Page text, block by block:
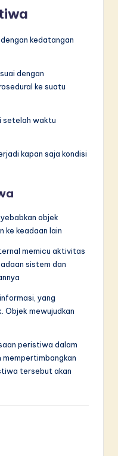
kedatangan
dengan
ke suatu
setelah waktu
kapan saja kondisi
objek
ke keadaan lain
memicu aktivitas
sistem dan
yang
Objek mewujudkan
peristiwa dalam
mempertimbangkan
tersebut akan